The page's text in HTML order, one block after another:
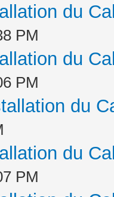
du
PM
du
PM
du
du
PM